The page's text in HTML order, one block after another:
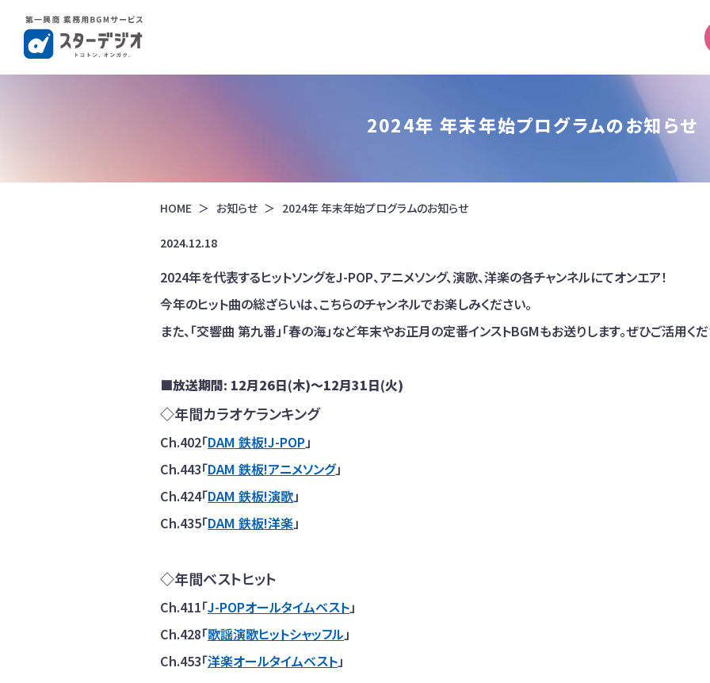
2024年 年末年始プログラムのお知らせ
HOME お知らせ 2024年 年末年始プログラムのお知らせ
2024.12.18
2024年を代表するヒットソングをJ-POP、アニメソング、演歌、洋楽の各チャンネルにてオンエア！
今年のヒット曲の総ざらいは、こちらのチャンネルでお楽しみください。
また、「交響曲 第九番」「春の海」など年末やお正月の定番インストBGMもお送りします。ぜひご活用くだ
■放送期間: 12月26日(木)～12月31日(火)
◇年間カラオケランキング
Ch.402「DAM 鉄板!J-POP」
Ch.443「DAM 鉄板!アニメソング」
Ch.424「DAM 鉄板!演歌」
Ch.435「DAM 鉄板!洋楽」
◇年間ベストヒット
Ch.411「J-POPオールタイムベスト」
Ch.428「歌謡演歌ヒットシャッフル 」
Ch.453「洋楽オールタイムベスト」